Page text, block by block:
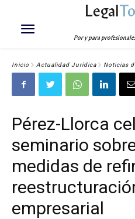
Legal
Por y para
Inicio Actualidad Jurídica Noticias
Pérez-Llorca
seminario
medidas de
empresarial